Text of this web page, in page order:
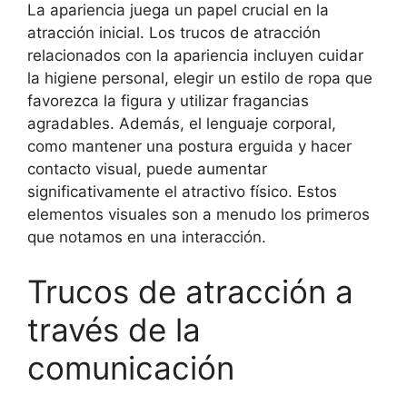
La apariencia juega un papel crucial en la
atracción inicial. Los trucos de atracción
relacionados con la apariencia incluyen cuidar
la higiene personal, elegir un estilo de ropa que
favorezca la figura y utilizar fragancias
agradables. Además, el lenguaje corporal,
como mantener una postura erguida y hacer
contacto visual, puede aumentar
significativamente el atractivo físico. Estos
elementos visuales son a menudo los primeros
que notamos en una interacción.
Trucos de atracción a
través de la
comunicación